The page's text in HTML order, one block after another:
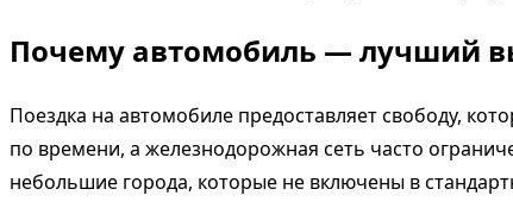
Почему автомобиль — лучший
Поездка на автомобиле предоставляет свободу,
по времени, а железнодорожная сеть часто
небольшие города, которые не включены в